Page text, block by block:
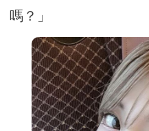
嗎？」